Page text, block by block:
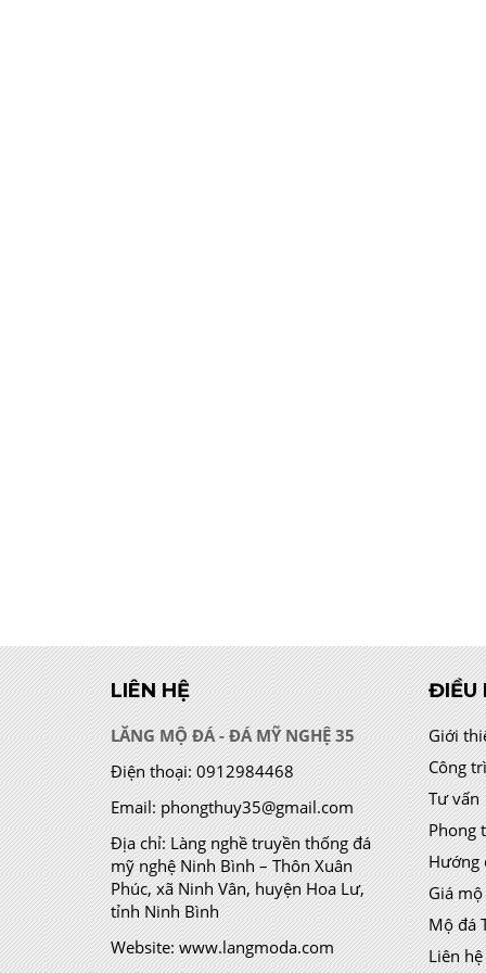
LIÊN HỆ
LĂNG MỘ ĐÁ - ĐÁ MỸ NGHỆ 35
Điện thoại: 0912984468
Email: phongthuy35@gmail.com
Địa chỉ:Làng nghề truyền thống đá
mỹ nghệ Ninh Bình – Thôn Xuân
Phúc, xã Ninh Vân, huyện Hoa Lư,
tỉnh Ninh Bình
Website: www.langmoda.com
ĐIỀU
Giới
Công
Tư vấn
Phong
Hướng
Giá mộ
Mộ đá
Liên hệ